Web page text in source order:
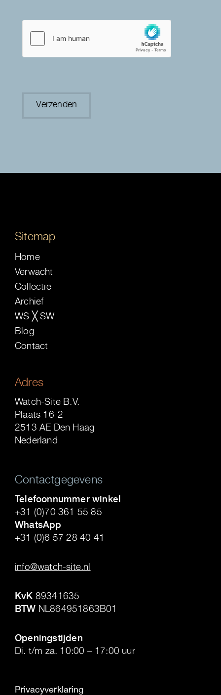
Sitemap
Home
Verwacht
Collectie
Archief
WS ╳ SW
Blog
Contact
Adres
Watch-Site B.V.
Plaats 16-2
2513 AE Den Haag
Nederland
Contactgegevens
Telefoonnummer winkel
+31 (0)70 361 55 85
WhatsApp
+31 (0)6 57 28 40 41
info@watch-site.nl
KvK 89341635
BTW NL864951863B01
Openingstijden
Di. t/m za. 10:00 – 17:00 uur
Privacyverklaring